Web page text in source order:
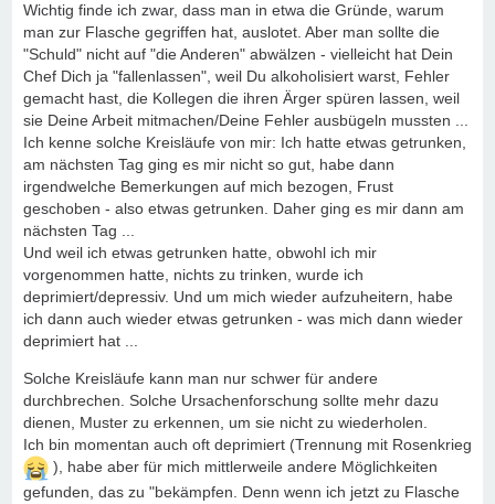
Wichtig finde ich zwar, dass man in etwa die Gründe, warum
man zur Flasche gegriffen hat, auslotet. Aber man sollte die
"Schuld" nicht auf "die Anderen" abwälzen - vielleicht hat Dein
Chef Dich ja "fallenlassen", weil Du alkoholisiert warst, Fehler
gemacht hast, die Kollegen die ihren Ärger spüren lassen, weil
sie Deine Arbeit mitmachen/Deine Fehler ausbügeln mussten ...
Ich kenne solche Kreisläufe von mir: Ich hatte etwas getrunken,
am nächsten Tag ging es mir nicht so gut, habe dann
irgendwelche Bemerkungen auf mich bezogen, Frust
geschoben - also etwas getrunken. Daher ging es mir dann am
nächsten Tag ...
Und weil ich etwas getrunken hatte, obwohl ich mir
vorgenommen hatte, nichts zu trinken, wurde ich
deprimiert/depressiv. Und um mich wieder aufzuheitern, habe
ich dann auch wieder etwas getrunken - was mich dann wieder
deprimiert hat ...
Solche Kreisläufe kann man nur schwer für andere
durchbrechen. Solche Ursachenforschung sollte mehr dazu
dienen, Muster zu erkennen, um sie nicht zu wiederholen.
Ich bin momentan auch oft deprimiert (Trennung mit Rosenkrieg
), habe aber für mich mittlerweile andere Möglichkeiten
gefunden, das zu "bekämpfen. Denn wenn ich jetzt zu Flasche